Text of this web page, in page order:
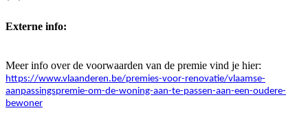
Externe info:
Meer info over de voorwaarden van de premie vind je hier:
https://www.vlaanderen.be/premies-voor-renovatie/vlaamse-
aanpassingspremie-om-de-woning-aan-te-passen-aan-een-oudere-
bewoner